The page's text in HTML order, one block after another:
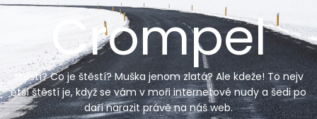
Skip
Crompel
Štěstí? Co je štěstí? Muška jenom zlatá? Ale kdeže! To nejv
ětší štěstí je, když se vám v moři internetové nudy a šedi po
daří narazit právě na náš web.